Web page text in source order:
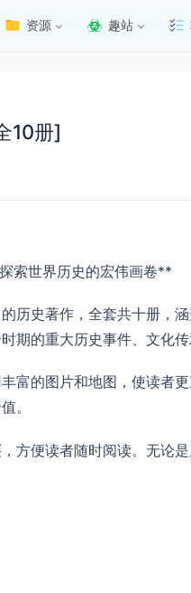
资源 趣站
10册]
索世界历史的宏伟画卷**
历史著作，全套共十册，
期的重大历史事件、文化传
富的图片和地图，使读者
。
方便读者随时阅读。无论